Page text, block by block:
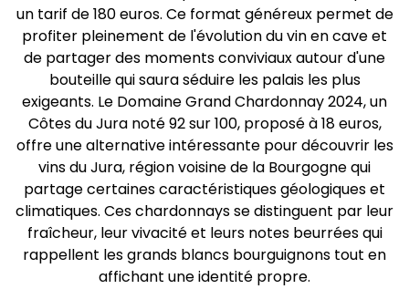
un tarif de 180 euros. Ce format généreux permet de
profiter pleinement de l'évolution du vin en cave et
de partager des moments conviviaux autour d'une
bouteille qui saura séduire les palais les plus
exigeants. Le Domaine Grand Chardonnay 2024, un
Côtes du Jura noté 92 sur 100, proposé à 18 euros,
offre une alternative intéressante pour découvrir les
vins du Jura, région voisine de la Bourgogne qui
partage certaines caractéristiques géologiques et
climatiques. Ces chardonnays se distinguent par leur
fraîcheur, leur vivacité et leurs notes beurrées qui
rappellent les grands blancs bourguignons tout en
affichant une identité propre.